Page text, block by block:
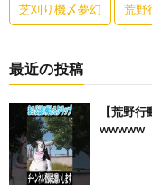
芝刈り機〆夢幻 荒野
最近の投稿
【荒野
wwwww